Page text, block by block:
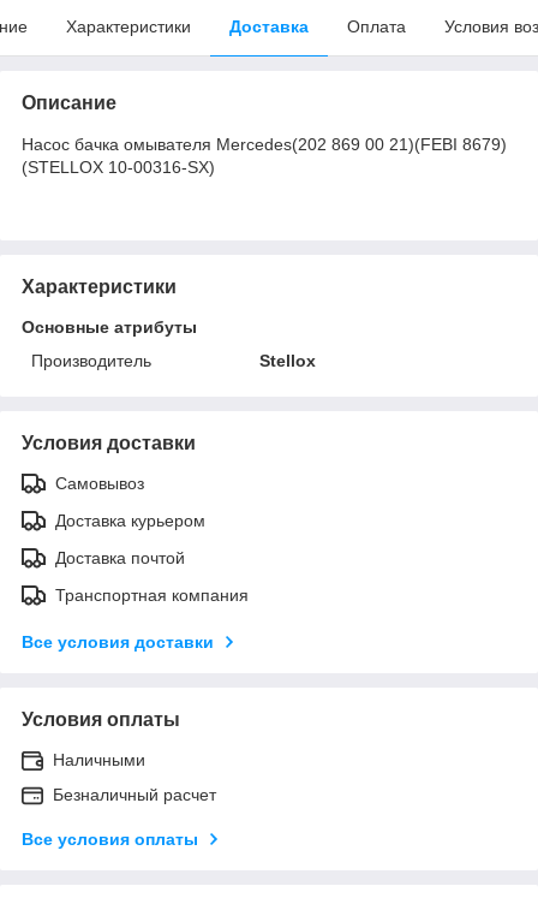
Характеристики Доставка Оплата Условия
Описание
Насос бачка омывателя Mercedes(202 869 00 21)(FEBI 8679)
(STELLOX 10-00316-SX)
Характеристики
Основные атрибуты
Производитель
Stellox
Условия доставки
Самовывоз
Доставка курьером
Доставка почтой
Транспортная компания
Все условия доставки
Условия оплаты
Наличными
Безналичный расчет
Все условия оплаты